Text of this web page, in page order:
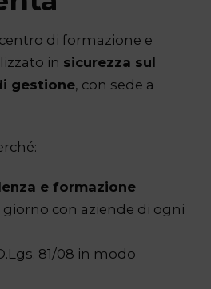
di formazione e
in sicurezza sul
gestione, con sede a
e formazione
con aziende di ogni
81/08 in modo